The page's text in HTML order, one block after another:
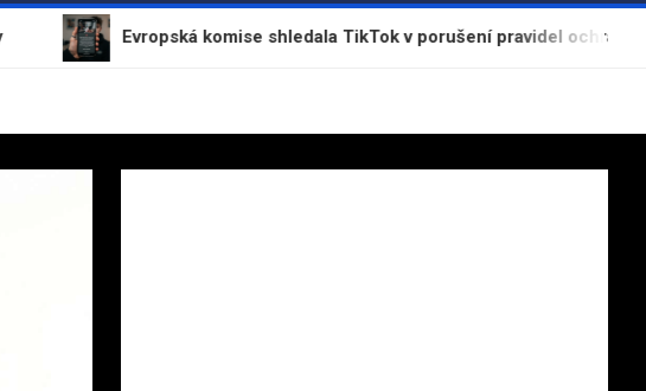
Evropská komise shledala TikTok v porušení pravidel ochrany dětí